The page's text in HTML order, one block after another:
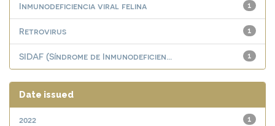
1
Inmunodeficiencia viral felina
1
Retrovirus
1
SIDAF (Síndrome de Inmunodeficien...
Date issued
1
2022